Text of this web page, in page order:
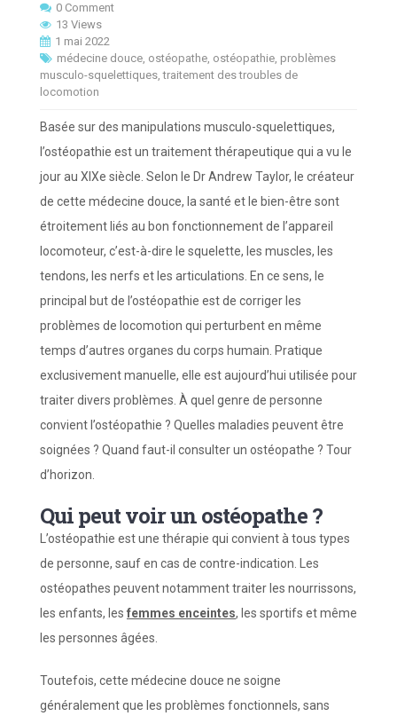
0 Comment
13 Views
1 mai 2022
médecine douce, ostéopathe, ostéopathie, problèmes
musculo-squelettiques,traitement des troubles de
locomotion
Basée sur des manipulations musculo-squelettiques,
l’ostéopathie est un traitement thérapeutique qui a vu le
jour au XIXe siècle. Selon le Dr Andrew Taylor, le créateur
de cette médecine douce, la santé et le bien-être sont
étroitement liés au bon fonctionnement de l’appareil
locomoteur, c’est-à-dire le squelette, les muscles, les
tendons, les nerfs et les articulations. En ce sens, le
principal but de l’ostéopathie est de corriger les
problèmes de locomotion qui perturbent en même
temps d’autres organes du corps humain. Pratique
exclusivement manuelle, elle est aujourd’hui utilisée pour
traiter divers problèmes. À quel genre de personne
convient l’ostéopathie ? Quelles maladies peuvent être
soignées ? Quand faut-il consulter un ostéopathe ? Tour
d’horizon.
Qui peut voir un ostéopathe ?
L’ostéopathie est une thérapie qui convient à tous types
de personne, sauf en cas de contre-indication. Les
ostéopathes peuvent notamment traiter les nourrissons,
les enfants, les femmes enceintes, les sportifs et même
les personnes âgées.
Toutefois, cette médecine douce ne soigne
généralement que les problèmes fonctionnels, sans